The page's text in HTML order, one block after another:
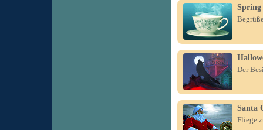
Der
Santa
Fliege